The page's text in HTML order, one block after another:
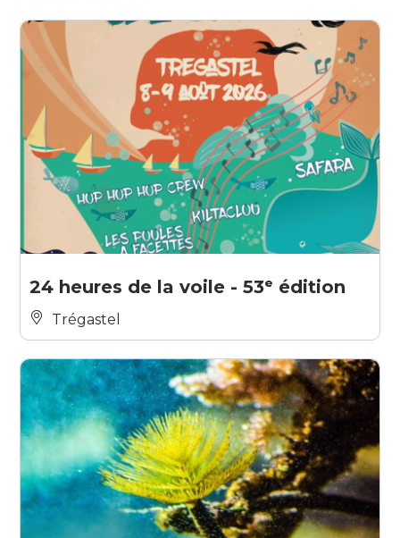
24 heures de la voile - 53ᵉ édition
Trégastel